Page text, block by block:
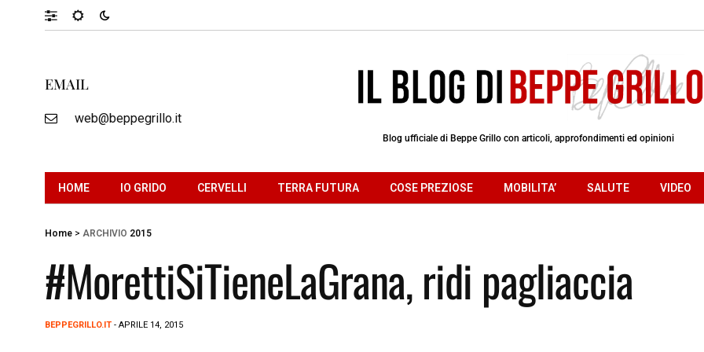
EMAIL
web@beppegrillo.it
Blog ufficiale di Beppe Grillo con articoli, approfondimenti ed opinioni
HOME IO GRIDO CERVELLI TERRA FUTURA COSE PREZIOSE MOBILITA’ SALUTE VIDEO
Home > ARCHIVIO 2015
#MorettiSiTieneLaGrana, ridi pagliaccia
BEPPEGRILLO.IT - APRILE 14, 2015